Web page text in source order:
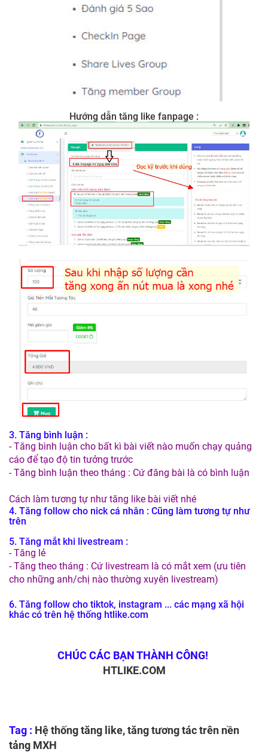
Hướng dẫn tăng like fanpage :
3. Tăng bình luận :
- Tăng bình luận cho bất kì bài viết nào muốn chạy quảng
cáo để tạo độ tin tưởng trước
- Tăng bình luận theo tháng : Cứ đăng bài là có bình luận
Cách làm tương tự như tăng like bài viết nhé
4. Tăng follow cho nick cá nhân : Cũng làm tương tự như
trên
5. Tăng mắt khi livestream :
- Tăng lẻ
- Tăng theo tháng : Cứ livestream là có mắt xem (ưu tiên
cho những anh/chị nào thường xuyên livestream)
6. Tăng follow cho tiktok, instagram ... các mạng xã hội
khác có trên hệ thống htlike.com
CHÚC CÁC BẠN THÀNH CÔNG!
HTLIKE.COM
Tag : Hệ thống tăng like, tăng tương tác trên nền
tảng MXH